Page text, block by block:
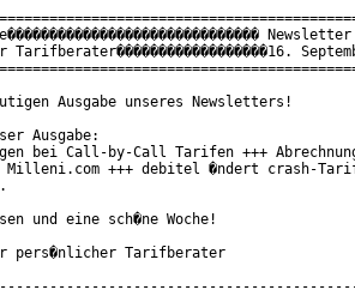
Ausgabe unseres Newsletters!
Ausgabe:
bei Call-by-Call Tarifen +++
+++ debitel �ndert crash-
und eine sch�ne Woche!
pers�nlicher Tarifberater